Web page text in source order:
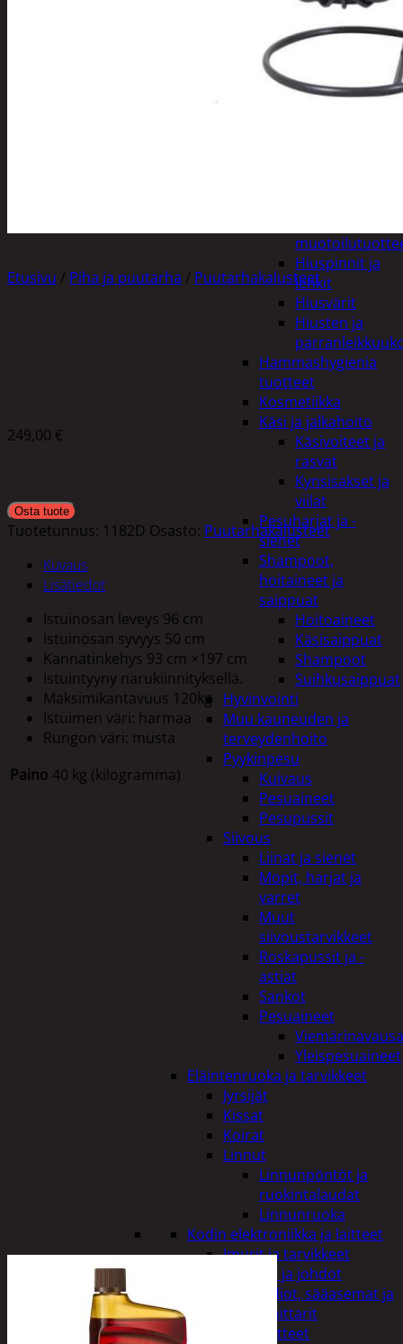
Paketointi
Päivittäistavarat
Apuvälineet
Hengityssuojaimet ja
Hiuspinnit ja
lenkit
Hiusvärit
Hiusten ja
Hammashygienia
tuotteet
Kosmetiikka
Käsi ja jalkahoito
Käsivoiteet ja
rasvat
Kynsisakset ja
viilat
Pesuharjat ja -
sienet
Shampoot,
hoitaineet ja
saippuat
Hoitoaineet
Käsisaippuat
Shampoot
Suihkusaippuat
Hyvinvointi
Muu kauneuden ja
terveydenhoito
Pyykinpesu
Kuivaus
Pesuaineet
Pesupussit
Siivous
Liinat ja sienet
Mopit, harjat ja
varret
Muut
siivoustarvikkeet
Roskapussit ja -
astiat
Sankot
Pesuaineet
Yleispesuaineet
Eläintenruoka ja tarvikkeet
Jyrsijät
Kissat
Koirat
Linnut
Linnunpöntöt ja
ruokintalaudat
Linnunruoka
Kodin elektroniikka ja laitteet
Imurit ja tarvikkeet
Kaapelit ja johdot
Kelloradiot, sääasemat ja
lämpömittarit
Oheislaitteet
Etusivu / Piha ja puutarha / Puutarhakalusteet
RIIPPUTUOLI ARUBA HARMAA
249,00 €
Osta tuote
Tuotetunnus: 1182D Osasto: Puutarhakalusteet
Kuvaus
Lisätiedot
Istuinosan leveys 96 cm
Istuinosan syvyys 50 cm
Kannatinkehys 93 cm ×197 cm
Istuintyyny narukiinnityksellä.
Maksimikantavuus 120kg
Istuimen väri: harmaa
Rungon väri: musta
Paino 40 kg (kilogramma)